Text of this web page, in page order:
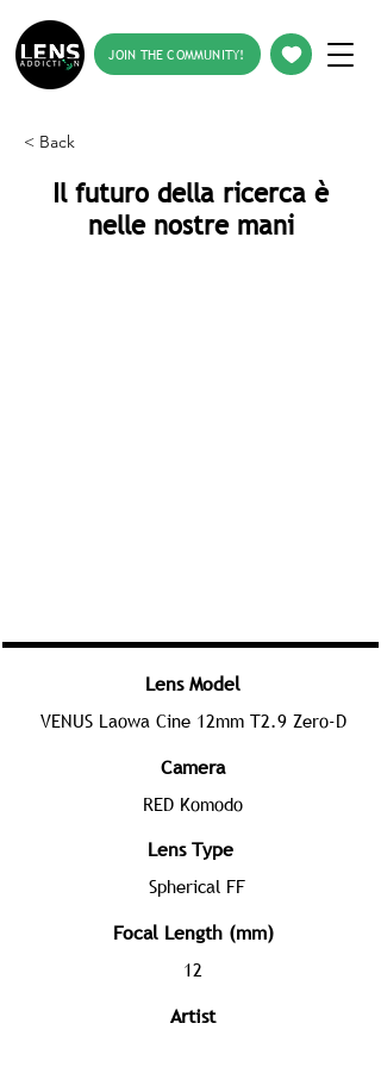
JOIN THE COMMUNITY!
< Back
Il futuro della ricerca è
nelle nostre mani
Lens Model
VENUS Laowa Cine 12mm T2.9 Zero-D
Camera
RED Komodo
Lens Type
Spherical FF
Focal Length (mm)
12
Artist